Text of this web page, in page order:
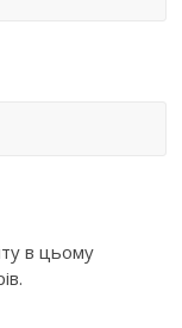
в цьому